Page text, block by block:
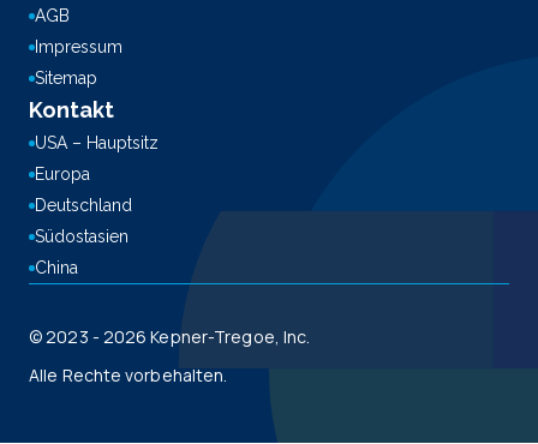
AGB
Impressum
Sitemap
Kontakt
USA – Hauptsitz
Europa
Deutschland
Südostasien
China
© 2023 - 2026 Kepner-Tregoe, Inc.
Alle Rechte vorbehalten.